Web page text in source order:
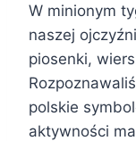
W minionym
naszej
piosenki,
polskie
aktywności